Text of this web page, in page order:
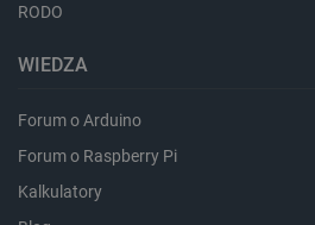
RODO
WIEDZA
Forum o Arduino
Forum o Raspberry Pi
Kalkulatory
CookieScriptConsent